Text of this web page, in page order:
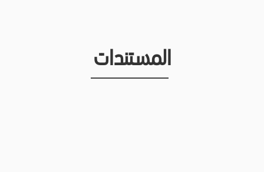
المستندات